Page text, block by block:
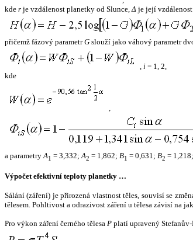
kde r je vzdálenost planetky od Slunce,Δ je její vzdálenost
přičemž fázový parametrG slouží jako váhový parametr
, i = 1, 2,
kde
,
a parametryA1 = 3,332;A2 = 1,862; B1 = 0,631; B2 = 1,218;
Výpočet efektivní teploty planetky …
Sálání (záření) je přirozená vlastnost těles, souvisí se
tělesem. Pohltivost a odrazivost záření u tělesa závisí na
Pro výkon záření černého tělesa P platí upravený